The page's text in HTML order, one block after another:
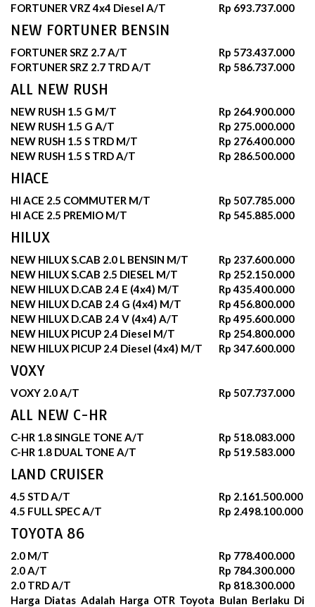
FORTUNER VRZ 4x4 Diesel A/T
Rp 693.737.000
NEW FORTUNER BENSIN
FORTUNER SRZ 2.7 A/T
Rp 573.437.000
FORTUNER SRZ 2.7 TRD A/T
Rp 586.737.000
ALL NEW RUSH
NEW RUSH 1.5 G M/T
Rp 264.900.000
NEW RUSH 1.5 G A/T
Rp 275.000.000
NEW RUSH 1.5 S TRD M/T
Rp 276.400.000
NEW RUSH 1.5 S TRD A/T
Rp 286.500.000
HIACE
HI ACE 2.5 COMMUTER M/T
Rp 507.785.000
HI ACE 2.5 PREMIO M/T
Rp 545.885.000
HILUX
NEW HILUX S.CAB 2.0 L BENSIN M/T
Rp 237.600.000
NEW HILUX S.CAB 2.5 DIESEL M/T
Rp 252.150.000
NEW HILUX D.CAB 2.4 E (4x4) M/T
Rp 435.400.000
NEW HILUX D.CAB 2.4 G (4x4) M/T
Rp 456.800.000
NEW HILUX D.CAB 2.4 V (4x4) A/T
Rp 495.600.000
NEW HILUX PICUP 2.4 Diesel M/T
Rp 254.800.000
NEW HILUX PICUP 2.4 Diesel (4x4) M/T
Rp 347.600.000
VOXY
VOXY 2.0 A/T Rp 507.737.000
ALL NEW C-HR
C-HR 1.8 SINGLE TONE A/T
Rp 518.083.000
C-HR 1.8 DUAL TONE A/T
Rp 519.583.000
LAND CRUISER
4.5 STD A/T
Rp 2.161.500.000
4.5 FULL SPEC A/T
Rp 2.498.100.000
TOYOTA 86
2.0 M/T
Rp 778.400.000
2.0 A/T
Rp 784.300.000
2.0 TRD A/T
Rp 818.300.000
Harga Diatas Adalah Harga OTR Toyota Bulan Berlaku Di